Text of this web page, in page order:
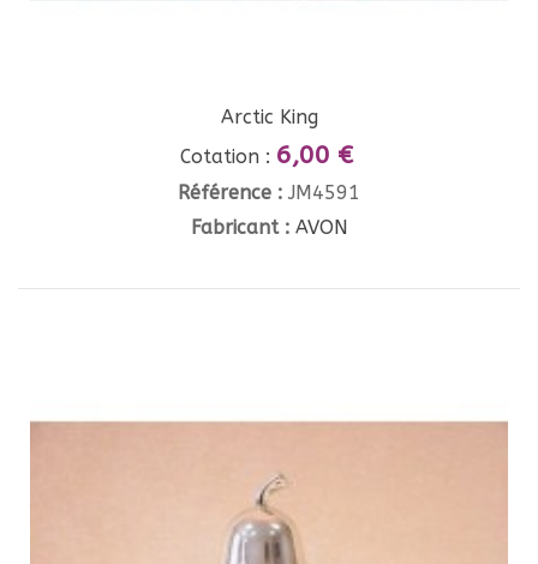
Arctic King
Cotation : 6,00 €
Référence : JM4591
Fabricant : AVON